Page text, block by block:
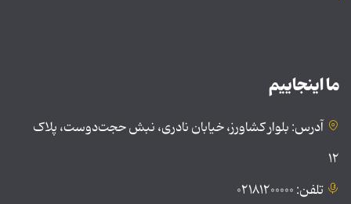
ما اینجاییم
آدرس: بلوار کشاورز، خیابان نادری، نبش حجت‌دوست، پلاک
۱۲
تلفن: ۰۲۱۸۱۲۰۰۰۰۰